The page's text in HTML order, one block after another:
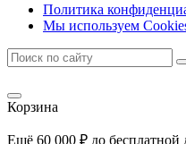
Политика
Мы используем
Корзина
Ещё 60 000 ₽ до бесплатной